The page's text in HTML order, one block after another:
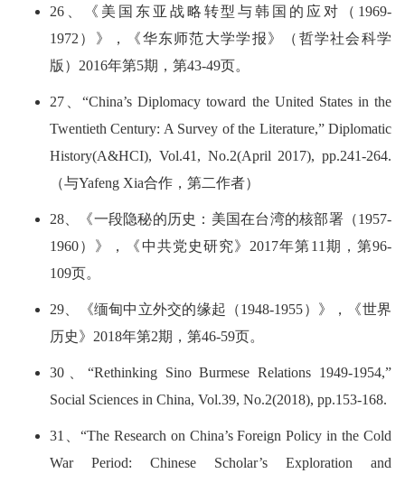
26、《美国东亚战略转型与韩国的应对（1969-
1972）》，《华东师范大学学报》（哲学社会科学
版）2016年第5期，第43-49页。
27、“China’s Diplomacy toward the United States in the
Twentieth Century: A Survey of the Literature,” Diplomatic
History(A&HCI), Vol.41, No.2(April 2017), pp.241-264.
（与Yafeng Xia合作，第二作者）
28、《一段隐秘的历史：美国在台湾的核部署（1957-
1960）》，《中共党史研究》2017年第11期，第96-
109页。
29、《缅甸中立外交的缘起（1948-1955）》，《世界
历史》2018年第2期，第46-59页。
30、“Rethinking Sino Burmese Relations 1949-1954,”
Social Sciences in China, Vol.39, No.2(2018), pp.153-168.
31、“The Research on China’s Foreign Policy in the Cold
War Period: Chinese Scholar’s Exploration and